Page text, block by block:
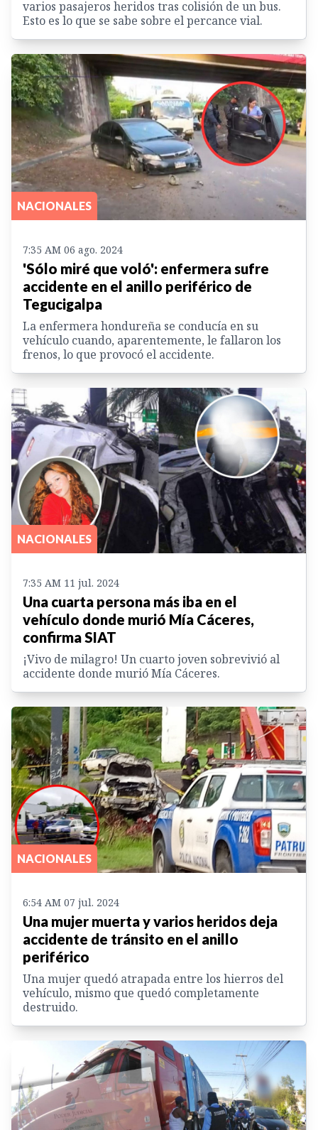
varios pasajeros heridos tras colisión de un bus.
Esto es lo que se sabe sobre el percance vial.
NACIONALES
7:35 AM 06 ago. 2024
'Sólo miré que voló': enfermera sufre
accidente en el anillo periférico de
Tegucigalpa
La enfermera hondureña se conducía en su
vehículo cuando, aparentemente, le fallaron los
frenos, lo que provocó el accidente.
NACIONALES
7:35 AM 11 jul. 2024
Una cuarta persona más iba en el
vehículo donde murió Mía Cáceres,
confirma SIAT
¡Vivo de milagro! Un cuarto joven sobrevivió al
accidente donde murió Mía Cáceres.
NACIONALES
6:54 AM 07 jul. 2024
Una mujer muerta y varios heridos deja
accidente de tránsito en el anillo
periférico
Una mujer quedó atrapada entre los hierros del
vehículo, mismo que quedó completamente
destruido.